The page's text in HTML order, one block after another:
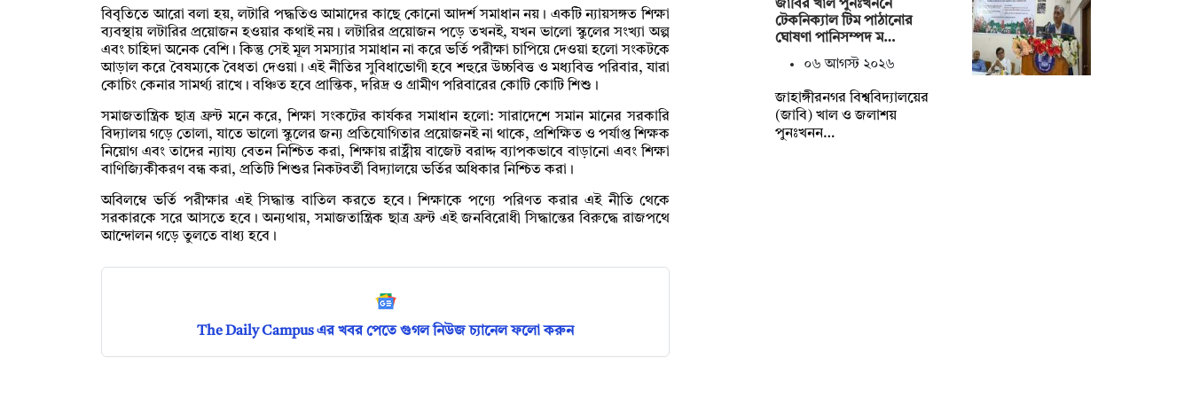
বিবৃতিতে আরো বলা হয়, লটারি পদ্ধতিও আমাদের কাছে কোনো আদর্শ সমাধান নয়। একটি ন্যায়সঙ্গত শিক্ষা
ব্যবস্থায় লটারির প্রয়োজন হওয়ার কথাই নয়। লটারির প্রয়োজন পড়ে তখনই, যখন ভালো স্কুলের সংখ্যা অল্প
এবং চাহিদা অনেক বেশি। কিন্তু সেই মূল সমস্যার সমাধান না করে ভর্তি পরীক্ষা চাপিয়ে দেওয়া হলো সংকটকে
আড়াল করে বৈষম্যকে বৈধতা দেওয়া। এই নীতির সুবিধাভোগী হবে শহুরে উচ্চবিত্ত ও মধ্যবিত্ত পরিবার, যারা
কোচিং কেনার সামর্থ্য রাখে। বঞ্চিত হবে প্রান্তিক, দরিদ্র ও গ্রামীণ পরিবারের কোটি কোটি শিশু।
সমাজতান্ত্রিক ছাত্র ফ্রন্ট মনে করে, শিক্ষা সংকটের কার্যকর সমাধান হলো: সারাদেশে সমান মানের সরকারি
বিদ্যালয় গড়ে তোলা, যাতে ভালো স্কুলের জন্য প্রতিযোগিতার প্রয়োজনই না থাকে, প্রশিক্ষিত ও পর্যাপ্ত শিক্ষক
নিয়োগ এবং তাদের ন্যায্য বেতন নিশ্চিত করা, শিক্ষায় রাষ্ট্রীয় বাজেট বরাদ্দ ব্যাপকভাবে বাড়ানো এবং শিক্ষা
বাণিজ্যিকীকরণ বন্ধ করা, প্রতিটি শিশুর নিকটবর্তী বিদ্যালয়ে ভর্তির অধিকার নিশ্চিত করা।
অবিলম্বে ভর্তি পরীক্ষার এই সিদ্ধান্ত বাতিল করতে হবে। শিক্ষাকে পণ্যে পরিণত করার এই নীতি থেকে
সরকারকে সরে আসতে হবে। অন্যথায়, সমাজতান্ত্রিক ছাত্র ফ্রন্ট এই জনবিরোধী সিদ্ধান্তের বিরুদ্ধে রাজপথে
আন্দোলন গড়ে তুলতে বাধ্য হবে।
The Daily Campus এর খবর পেতে গুগল নিউজ চ্যানেল ফলো করুন
জাবির খাল পুনঃখননে
টেকনিক্যাল টিম পাঠানোর
ঘোষণা পানিসম্পদ ম…
০৬ আগস্ট ২০২৬
‎‎জাহাঙ্গীরনগর বিশ্ববিদ্যালয়ের
(জাবি) খাল ও জলাশয়
পুনঃখনন…